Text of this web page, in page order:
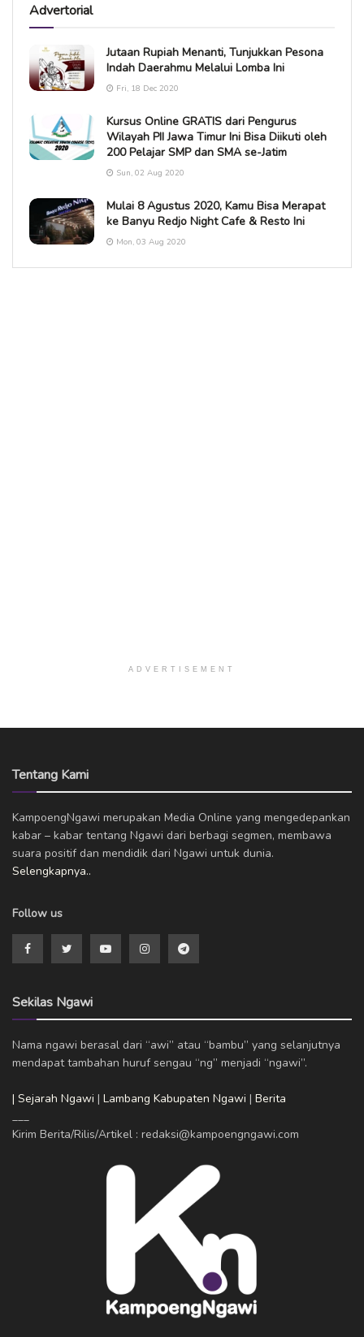
Advertorial
Jutaan Rupiah Menanti, Tunjukkan Pesona
Indah Daerahmu Melalui Lomba Ini
Fri, 18 Dec 2020
Kursus Online GRATIS dari Pengurus
Wilayah PII Jawa Timur Ini Bisa Diikuti oleh
200 Pelajar SMP dan SMA se-Jatim
Sun, 02 Aug 2020
Mulai 8 Agustus 2020, Kamu Bisa Merapat
ke Banyu Redjo Night Cafe & Resto Ini
Mon, 03 Aug 2020
ADVERTISEMENT
Tentang Kami
KampoengNgawi merupakan Media Online yang mengedepankan
kabar – kabar tentang Ngawi dari berbagi segmen, membawa
suara positif dan mendidik dari Ngawi untuk dunia.
Selengkapnya..
Follow us
Sekilas Ngawi
Nama ngawi berasal dari “awi” atau “bambu” yang selanjutnya
mendapat tambahan huruf sengau “ng” menjadi “ngawi”.
| Sejarah Ngawi | Lambang Kabupaten Ngawi | Berita
Kirim Berita/Rilis/Artikel : redaksi@kampoengngawi.com